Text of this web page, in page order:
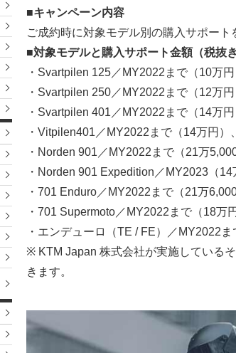
■キャンペーン内容
ご成約時に対象モデル別の購入サポート
■対象モデルと購入サポート金額（税抜き
・Svartpilen 125／MY2022まで（10万
・Svartpilen 250／MY2022まで（12万
・Svartpilen 401／MY2022まで（14万
・Vitpilen401／MY2022まで（14万円）
・Norden 901／MY2022まで（21万
・Norden 901 Expedition／MY2023（14
・701 Enduro／MY2022まで（21万
・701 Supermoto／MY2022まで（18万
・エンデューロ（TE / FE）／MY2022
※ KTM Japan 株式会社が実施している
きます。